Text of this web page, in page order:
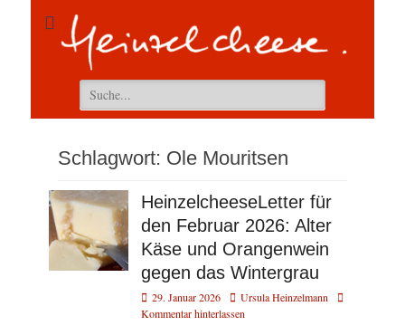
Suchen
nach:
Schlagwort: Ole Mouritsen
HeinzelcheeseLetter für
den Februar 2026: Alter
Käse und Orangenwein
gegen das Wintergrau
Veröffentlicht
am
29. Januar 2026 AutorUrsula Heinzelmann
Kommentar hinterlassen